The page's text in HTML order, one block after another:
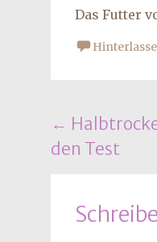
Das Futter
Beitrags
←
den Test